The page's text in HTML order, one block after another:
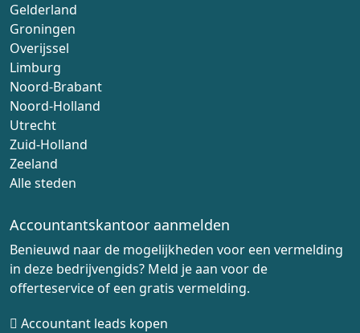
Gelderland
Groningen
Overijssel
Limburg
Noord-Brabant
Noord-Holland
Utrecht
Zuid-Holland
Zeeland
Alle steden
Accountantskantoor aanmelden
Benieuwd naar de mogelijkheden voor een vermelding
in deze bedrijvengids? Meld je aan voor de
offerteservice of een gratis vermelding.
Accountant leads kopen